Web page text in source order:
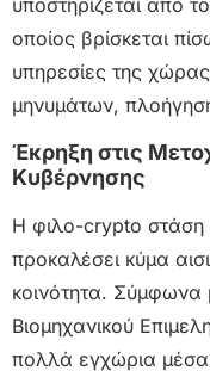
υποστηρίζεται από
οποίος βρίσκεται
υπηρεσίες της
μηνυμάτων,
Έκρηξη στις
Κυβέρνησης
Η φιλο-crypto στάση
προκαλέσει κύμα
κοινότητα. Σύμφωνα
Βιομηχανικού
πολλά εγχώρια